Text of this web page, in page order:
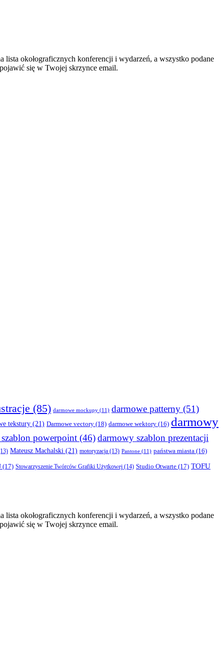
okołograficznych konferencji i wydarzeń, a wszystko podane
się w Twojej skrzynce email.
(85) darmowe mockupy (11) darmowe patterny (51)
tekstury (21) Darmowe vectory (18) darmowe wektory (16) darmowy
powerpoint (46)darmowy szablon prezentacji
Mateusz Machalski (21) motoryzacja (13) Pantone (11) państwa miasta (16)
(17) Stowarzyszenie Twórców Grafiki Użytkowej (14) Studio Otwarte (17) TOFU
okołograficznych konferencji i wydarzeń, a wszystko podane
się w Twojej skrzynce email.